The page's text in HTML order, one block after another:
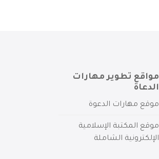
مواقع تطوير مهارات
الدعاة
موقع مهارات الدعوة
موقع المكتبة الإسلامية
الإلكترونية الشاملة